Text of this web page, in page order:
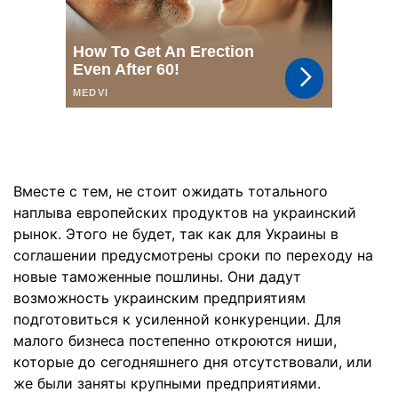
Вместе с тем, не стоит ожидать тотального
наплыва европейских продуктов на украинский
рынок. Этого не будет, так как для Украины в
соглашении предусмотрены сроки по переходу на
новые таможенные пошлины. Они дадут
возможность украинским предприятиям
подготовиться к усиленной конкуренции. Для
малого бизнеса постепенно откроются ниши,
которые до сегодняшнего дня отсутствовали, или
же были заняты крупными предприятиями.